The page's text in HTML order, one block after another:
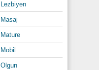
Lezbiyen
Masaj
Mature
Mobil
Olgun